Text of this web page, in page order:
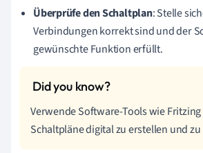
Überprüfe den Schaltplan: Stelle
Verbindungen korrekt sind und der
gewünschte Funktion erfüllt.
Verwende Software-Tools wie
Schaltpläne digital zu erstellen und